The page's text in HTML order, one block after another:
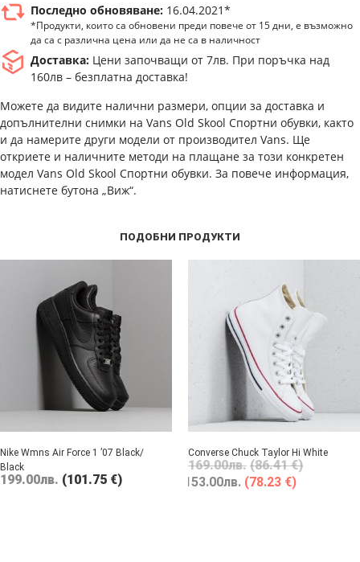
Последно обновяване: 16.04.2021*
*Продукти, които са обновени преди повече от 15 дни, е възможно
да са с различна цена или да не са в наличност
Доставка: Цени започващи от 7лв. При поръчка над
160лв – безплатна доставка!
Можете да видите налични размери, опции за доставка и
допълнителни снимки на Vans Old Skool Спортни обувки, както
и да намерите други модели от производител Vans. Ще
откриете и наличните методи на плащане за този конкретен
модел Vans Old Skool Спортни обувки. За повече информация,
натиснете бутона „Виж“.
ПОДОБНИ ПРОДУКТИ
Nike Wmns Air Force 1 ’07 Black/
Black
199.00лв. (101.75 €)
Converse Chuck Taylor Hi White
169.00лв. (86.41 €)
153.00лв. (78.23 €)